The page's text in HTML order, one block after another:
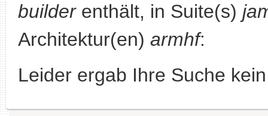
builderenthält, in Suite(s)
Architektur(en) armhf:
Leider ergab Ihre Suche